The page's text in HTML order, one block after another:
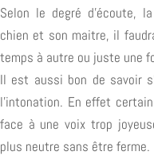
Selon le degré d’écoute,
chien et son maitre, il
temps à autre ou juste une
Il est aussi bon de savoir
l’intonation. En effet
face à une voix trop
plus neutre sans être ferme.